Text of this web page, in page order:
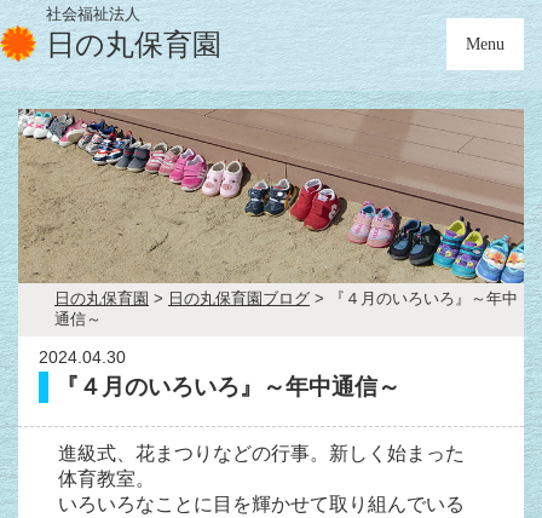
社会福祉法人
日の丸保育園 Menu
日の丸保育園 > 日の丸保育園ブログ >
『４月のいろいろ』～年中
通信～
2024.04.30
『４月のいろいろ』～年中通信～
進級式、花まつりなどの行事。新しく始まった
体育教室。
いろいろなことに目を輝かせて取り組んでいる